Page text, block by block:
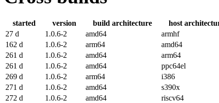
started version build architecture
host
27 d
1.0.6-2 amd64
armhf
162 d
1.0.6-2 arm64
amd64
261 d
1.0.6-2 amd64
arm64
261 d
1.0.6-2 amd64
ppc64el
269 d
1.0.6-2 arm64
i386
271 d
1.0.6-2 amd64
s390x
272 d
1.0.6-2 amd64
riscv64